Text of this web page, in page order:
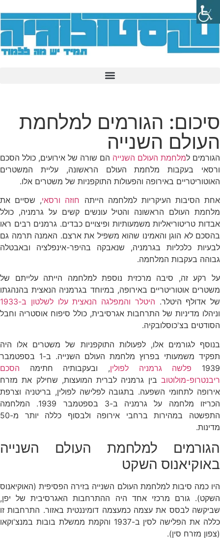
סיכום: הגורמים למלחמת
העולם השנייה
הגורמים למלחמת העולם השנייה הם שורה של אירועים, כולל הסכם
ורסאי בעקבות מלחמת העולם הראשונה, עליית המשטרים
האוטוריטריים באירופה והפעולות התוקפניות של משטרים אלו.
אחת הסיבות העיקריות למלחמה הייתה חוזה ורסאי, שסיים את
מלחמת העולם הראשונה והטיל עונשים קשים על גרמניה, כולל
אבדות טריטוריאליות משמעותיות ופיצויים כבדים. גרמנים רבים ראו
בהסכם לא הוגן והאמינו שהוא משפיל את ארצם. האמנה תרמה גם
לבעיות כלכליות בגרמניה, שנאבקה בהיפר-אינפלציה ובאבטלה
גבוהה בעקבות המלחמה.
על רקע זה, סיבה מרכזית נוספת למלחמה הייתה עלייתם של
משטרים אוטוריטריים באירופה, במיוחד בגרמניה הנאצית בהנהגתו
של אדולף היטלר. היטלר והמפלגה הנאצית עלו לשלטון ב-1933
וניהלו מדיניות של התרחבות אגרסיבית, כולל סיפוח אוסטריה וחבל
הסודטים בצ'כוסלובקיה.
בנוסף לגורמים אלו, לפעולות התוקפניות של משטרים אלו היה
תפקיד משמעותי בפרוץ מלחמת העולם השנייה. ב-1 בספטמבר
1939
פלשה גרמניה לפולין, ובעקבותיה חתימה הסכם
ריבנטרופ-מולוטוב בין גרמניה לברית המועצות, שחילק את מזרח
אירופה לתחומי השפעה. בתגובה לפלישה לפולין, בריטניה וצרפת
הכריזו מלחמה על גרמניה ב-3 בספטמבר 1939. המלחמה
התפשטה במהירות ברחבי אירופה ולבסוף כללה יותר מ-50
מדינות.
הגורמים למלחמת העולם השנייה
באוקיאנוס השקט
היו כמה סיבות למלחמת העולם השנייה בזירה הפסיפית (האוקיאנוס
השקט). גורם מרכזי אחד היה ההתרחבות האגרסיבית של יפן,
שביקשה לבסס את עצמה כמעצמה דומיננטית באזור. התרחבות זו
כללה את הפלישה לסין ב-1937 והקמת ממשלת בובות במנצ'וקאו
(צפון מזרח סין).